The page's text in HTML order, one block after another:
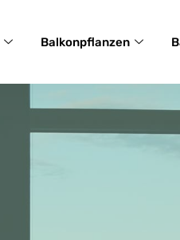
Balkonpflanzen